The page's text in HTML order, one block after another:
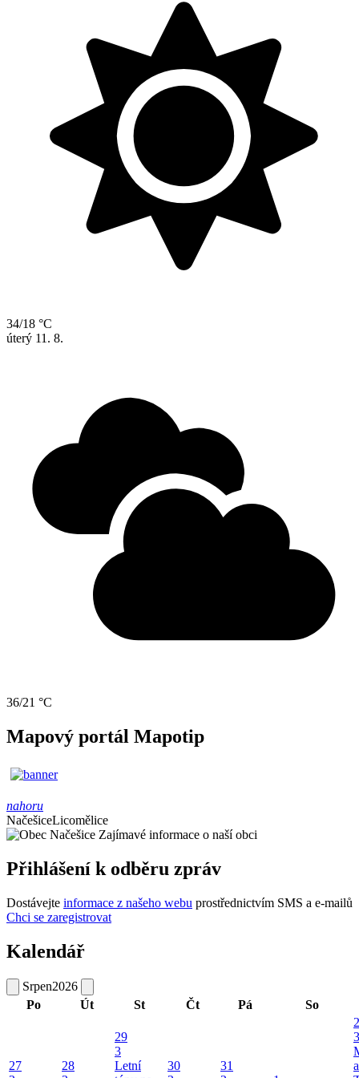
34/18 °C
úterý 11. 8.
36/21 °C
Mapový portál Mapotip
nahoru
NačešiceLicomělice
Zajímavé informace o naší obci
Přihlášení k odběru zpráv
Dostávejte informace z našeho webu prostřednictvím SMS a e-mailů
Chci se zaregistrovat
Kalendář
Srpen2026
Po
Út St Čt Pá So
27
28
29
3
Letní
30
31
2
3